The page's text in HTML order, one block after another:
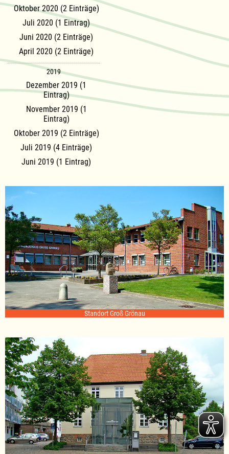
Oktober 2020 (2 Einträge)
Juli 2020 (1 Eintrag)
Juni 2020 (2 Einträge)
April 2020 (2 Einträge)
2019
Dezember 2019 (1
Eintrag)
November 2019 (1
Eintrag)
Oktober 2019 (2 Einträge)
Juli 2019 (4 Einträge)
Juni 2019 (1 Eintrag)
Standort Groß Grönau